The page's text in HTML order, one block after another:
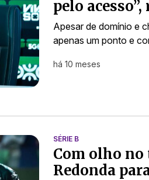
pelo
Apesar de domínio e
apenas um ponto e
há 10 meses
SÉRIE B
Com olho no
Redonda